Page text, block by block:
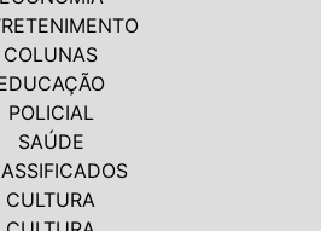
COLUNAS
POLICIAL
SAÚDE
CULTURA